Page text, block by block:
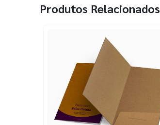
Produtos Relacionados